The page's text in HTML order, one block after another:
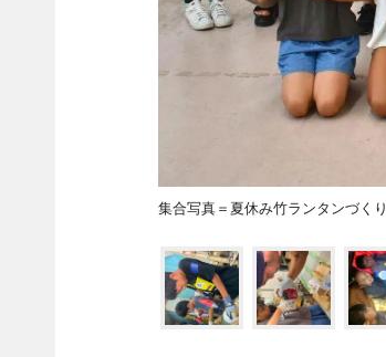
集合写真＝夏休み竹ランタンづくり